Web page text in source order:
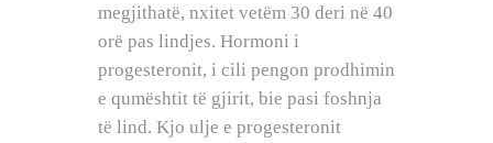
megjithatë, nxitet vetëm 30 deri në 40
orë pas lindjes. Hormoni i
progesteronit, i cili pengon prodhimin
e qumështit të gjirit, bie pasi foshnja
të lind. Kjo ulje e progesteronit